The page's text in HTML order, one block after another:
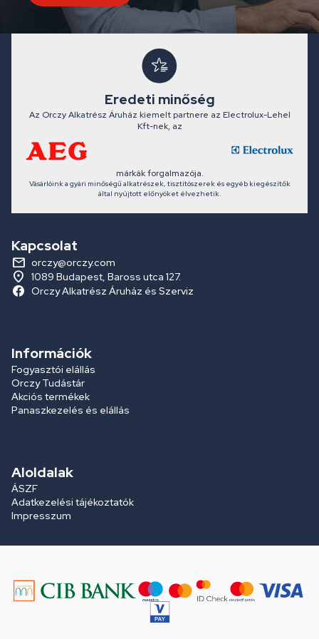
Eredeti minőség
Az Orczy Alkatrész Áruház kiemelt partnere az Electrolux-Lehel
Kft-nek, az
márkák forgalmazója.
Vásárlóink a gyári minőségű alkatrészek, tisztítószerek és egyéb kiegészítők
által nyújtott előnyöket élvezhetik.
Kapcsolat
orczy@orczy.com
1089 Budapest, Baross utca 127.
Orczy Alkatrész Áruház és Szerviz
Információk
Fogyasztói elállás
Orczy Tudástár
Akciós termékek
Panaszkezelés és elállás
Aloldalak
ÁSZF
Adatkezelési tájékoztatók
Impresszum